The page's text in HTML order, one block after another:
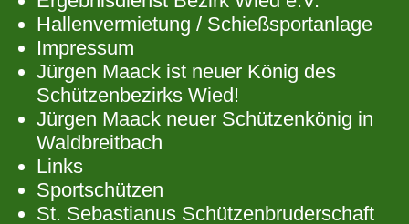
Hallenvermietung / Schießsportanlage
Impressum
Jürgen Maack ist neuer König des
Schützenbezirks Wied!
Jürgen Maack neuer Schützenkönig in
Waldbreitbach
Links
Sportschützen
St. Sebastianus Schützenbruderschaft